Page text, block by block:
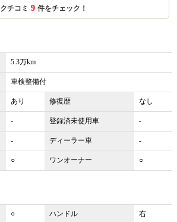
クチコミ 9 件をチェック！
5.3万km
車検整備付
あり 修復歴 なし
- 登録済未使用車 -
- ディーラー車 -
○ ワンオーナー ○
○ ハンドル
右